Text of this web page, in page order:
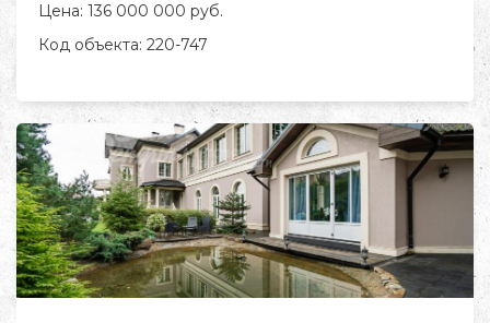
Цена: 136 000 000 руб.
Код объекта: 220-747